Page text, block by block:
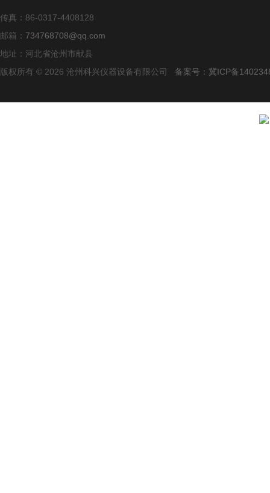
传真：86-0317-4408128
邮箱： 734768708@qq.com
地址：河北省沧州市献县
版权所有 © 2026 沧州科兴仪器设备有限公司 备案号：冀ICP备